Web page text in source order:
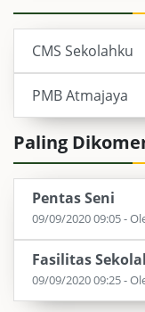
CMS Sekolahku
PMB Atmajaya
Paling
Pentas Seni
09/09/2020 09:05 -
Fasilitas
09/09/2020 09:25 -